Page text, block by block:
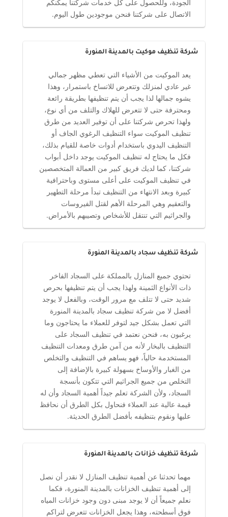
الجودة، وللحصول على كل خدمات شركتنا يمكنكم
الاتصال على شركتنا فنحن موجودين طول اليوم.
شركة تنظيف موكيت بالمدينة المنورة
يعد الموكيت من الأشياء التي تعطي مظهر جمالي
غير عادي لمنزلك وتتعرض للاتساخ باستمرار، وهذا
يشوه جمالها لذا يجب أن يتم تنظيفها بطريقة رائعة
ومحترفة حتى لا تتعرض للهلاك والتلف من أي نوع،
ولهذا تحرص شركتنا على أن توفير العديد من طرق
تنظيف الموكيت سواء التنظيف الرغوي الجاف أو
التنظيف اليدوي باستخدام أدوات خاصة للقيام بذلك،
فكل ما يحتاج له تنظيف الموكيت يوجد داخل أبواب
شركتنا، كما لديك فريق كبير من العمالة المتخصصين
في تنظيف الموكيت على أعلى مستوى وباحترافية
كبيرة وبعد الانتهاء من التنظيف تبدأ مرحلة التطهير
والتعقيم وهي المرحلة الأهم لقتل الفيروسات
والجراثيم التي تنتقل للأشخاص وتصيبهم بالأمراض.
شركة تنظيف سجاد بالمدينة المنورة
تحتوي جميع المنازل بالمملكة على السجاد الفاخر
ذات الأنواع الثمينة ولهذا يجب أن يتم تنظيفها بحرص
شديد حتى لا تتلف مع مرور الوقت، وبالفعل لا يوجد
أفضل لا من شركة تنظيف سجاد بالمدينة المنورة
التي تعمل بشكل جيد لتوفر للعملاء ما يحتاجون وما
يرغبون به، فنحن نعتمد في تنظيف السجاد على
التنظيف بالبخار لأنه من آمن طرق ومعدات التنظيف
المستخدمة حالياً، فهو يساهم في التنظيف والتخلص
من الغبار والأوساخ بسهولة كبيرة بالإضافة إلى
التخلص من جميع الجراثيم التي تتكون بأنسجة
السجاد، ولأن الشركة تعلم جيداً أهمية السجاد وأن له
قيمة عالية عند العملاء فنحاول بكل الطرق أن نحافظ
عليها ونقوم بتنظيفه بأفضل الطرق الحديثة.
شركة تنظيف خزانات بالمدينة المنورة
مهما تحدثنا عن أهمية تنظيف المنازل لا نقدر أن نصل
إلى أهمية تنظيف الخزانات بالمدينة المنورة، فكما
نعلم جميعاً أن لا يوجد مبنى دون وجود خزانات المياه
فوق أسطحته، وهذا يجعل الخزانات تتعرض لتراكم